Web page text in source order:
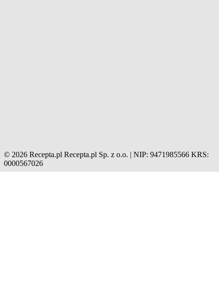
© 2026 Recepta.pl Recepta.pl Sp. z o.o. | NIP: 9471985566 KRS:
0000567026